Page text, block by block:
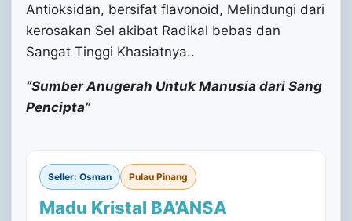
Antioksidan, bersifat flavonoid, Melindungi dari
kerosakan Sel akibat Radikal bebas dan
Sangat Tinggi Khasiatnya..
“Sumber Anugerah Untuk Manusia dari Sang
Pencipta”
Seller: Osman Pulau Pinang
Madu Kristal BA’ANSA